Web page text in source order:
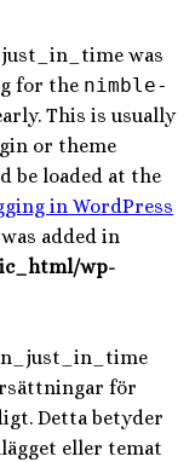
was
for the nimble-
This is usually
or theme
be loaded at the
in WordPress
added in
wp-
för
Detta betyder
eller temat